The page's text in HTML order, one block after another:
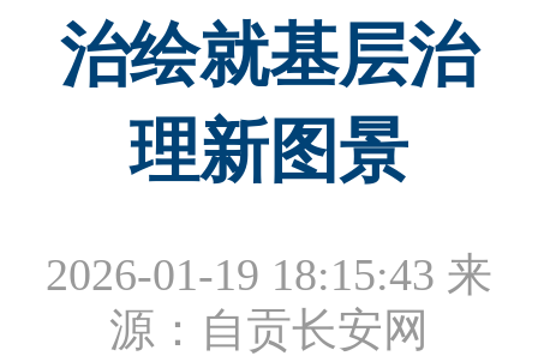
治绘就基层治
理新图景
2026-01-19 18:15:43 来
源：自贡长安网